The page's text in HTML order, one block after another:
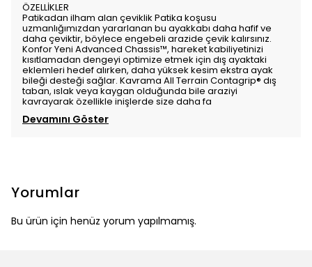
ÖZELLİKLER
Patikadan ilham alan çeviklik Patika koşusu
uzmanlığımızdan yararlanan bu ayakkabı daha hafif ve
daha çeviktir, böylece engebeli arazide çevik kalırsınız.
Konfor Yeni Advanced Chassis™, hareket kabiliyetinizi
kısıtlamadan dengeyi optimize etmek için dış ayaktaki
eklemleri hedef alırken, daha yüksek kesim ekstra ayak
bileği desteği sağlar. Kavrama All Terrain Contagrip® dış
taban, ıslak veya kaygan olduğunda bile araziyi
kavrayarak özellikle inişlerde size daha fa
Devamını Göster
Yorumlar
Bu ürün için henüz yorum yapılmamış.